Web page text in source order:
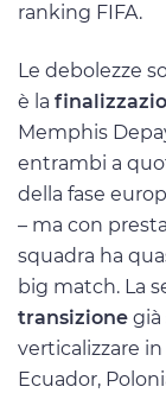
ranking FIFA.
Le debolezze
è la
Memphis
entrambi a
della fase
– ma con
squadra ha
big match. La
transizione già
verticalizzare
Ecuador,